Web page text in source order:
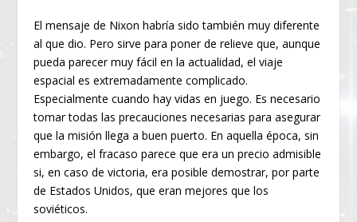
El mensaje de Nixon habría sido también muy diferente
al que dio. Pero sirve para poner de relieve que, aunque
pueda parecer muy fácil en la actualidad, el viaje
espacial es extremadamente complicado.
Especialmente cuando hay vidas en juego. Es necesario
tomar todas las precauciones necesarias para asegurar
que la misión llega a buen puerto. En aquella época, sin
embargo, el fracaso parece que era un precio admisible
si, en caso de victoria, era posible demostrar, por parte
de Estados Unidos, que eran mejores que los
soviéticos.